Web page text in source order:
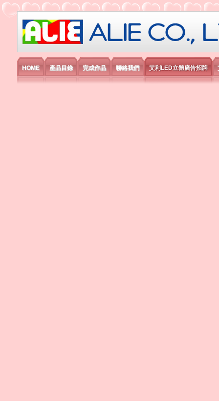
艾利國際電子有限公司
HOME 產品目錄 完成作品 聯絡我們 艾利LED立體廣告招牌